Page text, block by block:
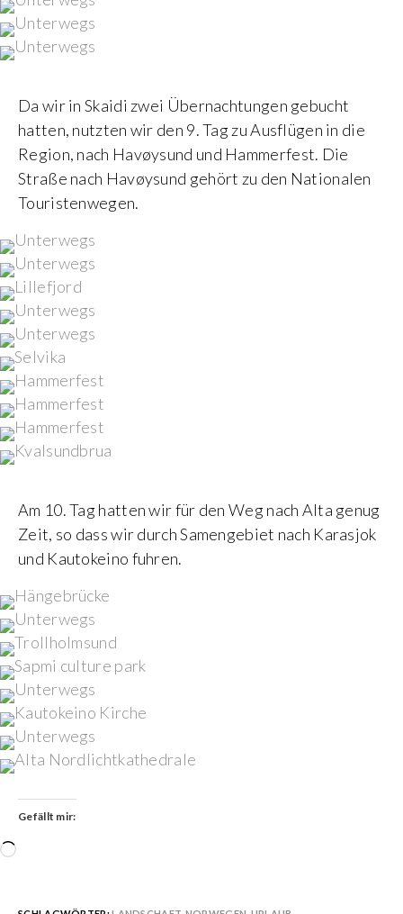
Da wir in Skaidi zwei Übernachtungen gebucht
hatten, nutzten wir den 9. Tag zu Ausflügen in die
Region, nach Havøysund und Hammerfest. Die
Straße nach Havøysund gehört zu den Nationalen
Touristenwegen.
Am 10. Tag hatten wir für den Weg nach Alta genug
Zeit, so dass wir durch Samengebiet nach Karasjok
und Kautokeino fuhren.
Gefällt mir:
Wird